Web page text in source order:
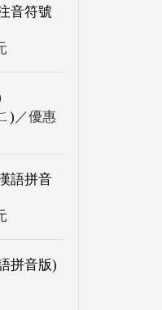
音符號
) ／優惠
語拼音
拼音版)